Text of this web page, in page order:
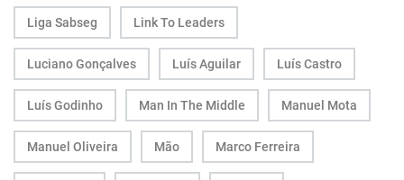
Liga Sabseg Link To Leaders
Luciano Gonçalves Luís Aguilar Luís Castro
Luís Godinho Man In The Middle Manuel Mota
Manuel Oliveira Mão Marco Ferreira